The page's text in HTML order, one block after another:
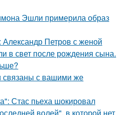
Эшли примерила образ
Петров с женой
в свет после рождения сына.
связаны с вашими же
Стас пьеха шокировал
волей", в которой нет